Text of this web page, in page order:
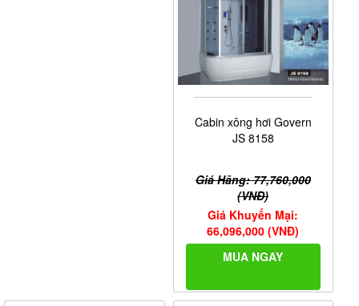
Cabin xông hơi Govern
JS 8158
Giá Hãng: 77,760,000
(VNĐ)
Giá Khuyến Mại:
66,096,000 (VNĐ)
MUA NGAY